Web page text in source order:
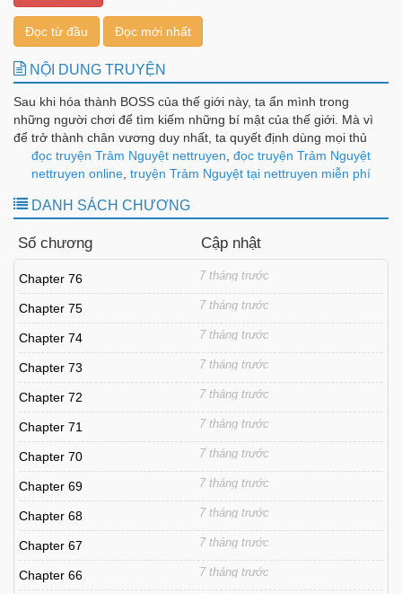
Đọc từ đầu Đọc mới nhất
NỘI DUNG TRUYỆN
Sau khi hóa thành BOSS của thế giới này, ta ẩn mình trong
những người chơi để tìm kiếm những bí mật của thế giới. Mà vì
để trở thành chân vương duy nhất, ta quyết định dùng mọi thủ
đoạn để thay đổi thế giới này. Guild? Người chơi? BOSS? Toàn
bộ đều chỉ là bước đệm để ta đạt được mục tiêu, tất cả những gì
đọc truyện Trảm Nguyệt nettruyen đọc truyện Trảm Nguyệt
nettruyen online truyện Trảm Nguyệt tại nettruyen miễn phí
DANH SÁCH CHƯƠNG
Số chương Cập nhật
Chapter 76 7 tháng trước
Chapter 75 7 tháng trước
Chapter 74 7 tháng trước
Chapter 73 7 tháng trước
Chapter 72 7 tháng trước
Chapter 71 7 tháng trước
Chapter 70 7 tháng trước
Chapter 69 7 tháng trước
Chapter 68 7 tháng trước
Chapter 67 7 tháng trước
Chapter 66 7 tháng trước